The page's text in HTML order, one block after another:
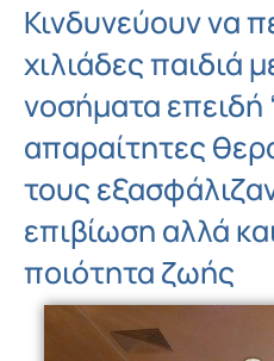
Κινδυνεύουν να
χιλιάδες παιδιά
νοσήματα επειδή
απαραίτητες
τους
επιβίωση αλλά
ποιότητα ζωής